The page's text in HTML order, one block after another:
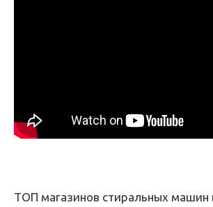
ТОП магазинов стиральных машин